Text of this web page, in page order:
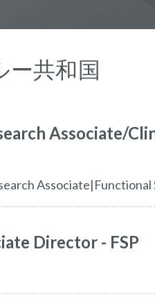
ー共和国
Associate/
Director - FSP